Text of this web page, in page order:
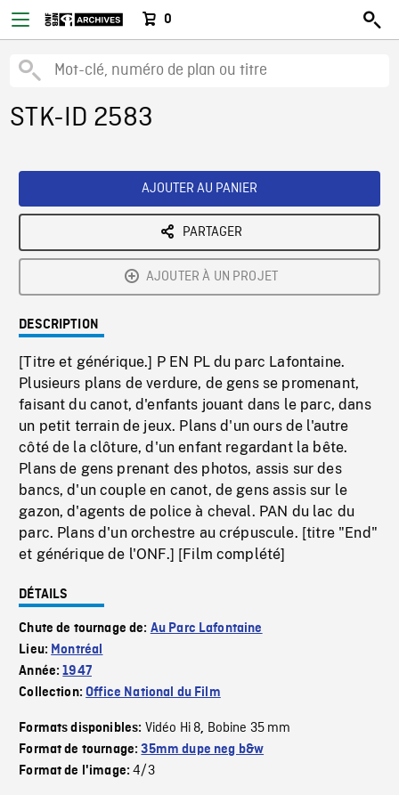
0
STK-ID 2583
AJOUTER AU PANIER
PARTAGER
AJOUTER À UN PROJET
DESCRIPTION
[Titre et générique.] P EN PL du parc Lafontaine.
Plusieurs plans de verdure, de gens se promenant,
faisant du canot, d'enfants jouant dans le parc, dans
un petit terrain de jeux. Plans d'un ours de l'autre
côté de la clôture, d'un enfant regardant la bête.
Plans de gens prenant des photos, assis sur des
bancs, d'un couple en canot, de gens assis sur le
gazon, d'agents de police à cheval. PAN du lac du
parc. Plans d'un orchestre au crépuscule. [titre "End"
et générique de l'ONF.] [Film complété]
DÉTAILS
Chute de tournage de: Au Parc Lafontaine
Lieu: Montréal
Année:1947
Collection:Office National du Film
Formats disponibles: Vidéo Hi 8, Bobine 35 mm
Format de tournage:35mm dupe neg b&w
Format de l'image:4/3